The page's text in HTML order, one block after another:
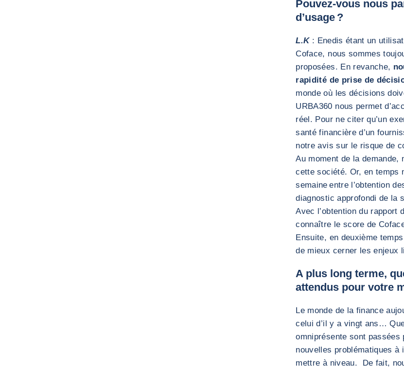
Pouvez-vous nous
d’usage ?
L.K: Enedis étant un
Coface, nous sommes
proposées. En revanche,
rapidité de prise de
monde où les décisions
URBA360 nous permet
réel. Pour ne citer qu’un
santé financière d’un
notre avis sur le risque de
Au moment de la demande,
cette société. Or, en temps
semaine entre l’obtention
diagnostic approfondi de la
Avec l’obtention du rapport
connaître le score de
Ensuite, en deuxième
de mieux cerner les enjeux
A plus long terme,
attendus pour votre
Le monde de la finance
celui d’il y a vingt ans…
omniprésente sont
nouvelles problématiques à
mettre à niveau. De fait,